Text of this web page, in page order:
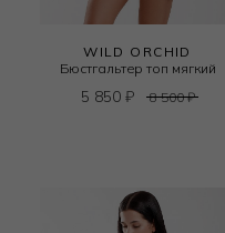
WILD ORCHID
Бюстгальтер топ мягкий
5 850 ₽ 8 500₽